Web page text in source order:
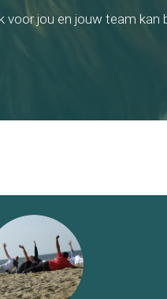
voor jou en jouw team kan